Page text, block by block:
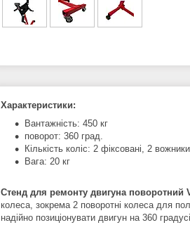
Характеристики:
Вантажність: 450 кг
поворот: 360 град.
Кількість коліс: 2 фіксовані, 2 вожники
Вага: 20 кг
Стенд для ремонту двигуна поворотний
колеса, зокрема 2 поворотні колеса для
надійно позиціонувати двигун на 360